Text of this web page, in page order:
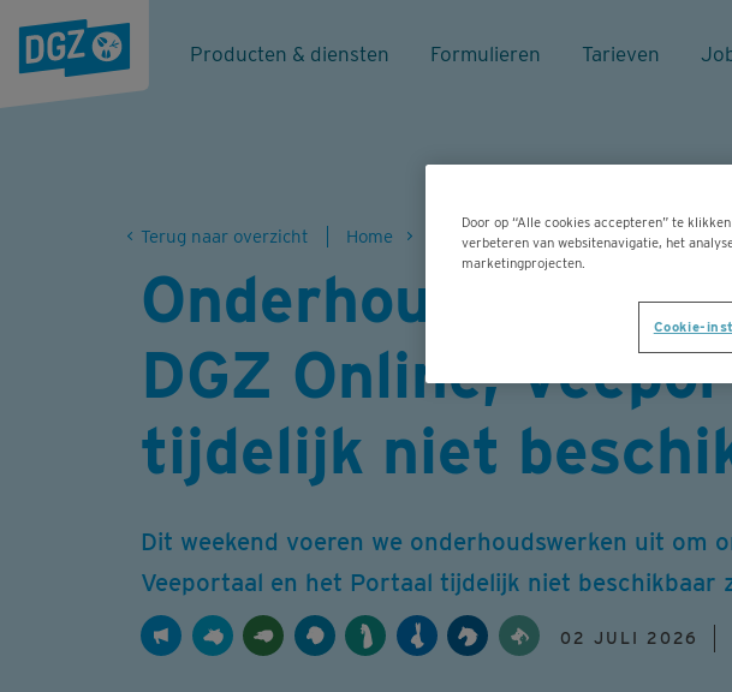
Producten & diensten Formulieren Tarieven
Terug naar overzicht Home Nieuws
DGZ Online,
tijdelijk niet
Dit weekend voeren we onderhoudswerken uit om
Veeportaal en het Portaal tijdelijk niet beschikbaar
02 JULI 2026
Door op “Alle cookies accepteren” te
verbeteren van websitenavigatie, het
marketingprojecten.
Cookie-